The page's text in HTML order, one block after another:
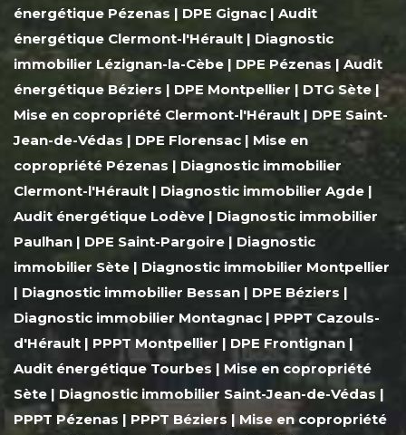
énergétique Pézenas | DPE Gignac | Audit
énergétique Clermont-l'Hérault | Diagnostic
immobilier Lézignan-la-Cèbe | DPE Pézenas | Audit
énergétique Béziers | DPE Montpellier | DTG Sète|
Mise en copropriété Clermont-l'Hérault | DPE Saint-
Jean-de-Védas | DPE Florensac | Mise en
copropriété Pézenas | Diagnostic immobilier
Clermont-l'Hérault | Diagnostic immobilier Agde |
Audit énergétique Lodève | Diagnostic immobilier
Paulhan | DPE Saint-Pargoire | Diagnostic
immobilier Sète | Diagnostic immobilier Montpellier
| Diagnostic immobilier Bessan | DPE Béziers |
Diagnostic immobilier Montagnac | PPPT Cazouls-
d'Hérault | PPPT Montpellier | DPE Frontignan |
Audit énergétique Tourbes | Mise en copropriété
Sète | Diagnostic immobilier Saint-Jean-de-Védas |
PPPT Pézenas | PPPT Béziers | Mise en copropriété